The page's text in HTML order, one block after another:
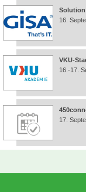
Solution
16.
VKU-
16.-17.
17.